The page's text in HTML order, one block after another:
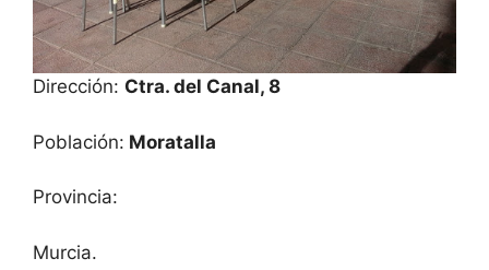
Dirección: Ctra. del Canal, 8
Población: Moratalla
Provincia:
Murcia.